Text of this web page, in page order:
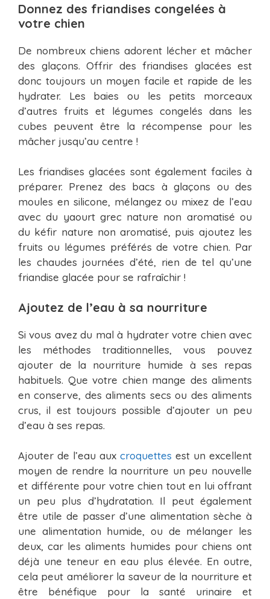
Donnez des friandises congelées à
votre chien
De nombreux chiens adorent lécher et mâcher
des glaçons. Offrir des friandises glacées est
donc toujours un moyen facile et rapide de les
hydrater. Les baies ou les petits morceaux
d’autres fruits et légumes congelés dans les
cubes peuvent être la récompense pour les
mâcher jusqu’au centre !
Les friandises glacées sont également faciles à
préparer. Prenez des bacs à glaçons ou des
moules en silicone, mélangez ou mixez de l’eau
avec du yaourt grec nature non aromatisé ou
du kéfir nature non aromatisé, puis ajoutez les
fruits ou légumes préférés de votre chien. Par
les chaudes journées d’été, rien de tel qu’une
friandise glacée pour se rafraîchir !
Ajoutez de l’eau à sa nourriture
Si vous avez du mal à hydrater votre chien avec
les méthodes traditionnelles, vous pouvez
ajouter de la nourriture humide à ses repas
habituels. Que votre chien mange des aliments
en conserve, des aliments secs ou des aliments
crus, il est toujours possible d’ajouter un peu
d’eau à ses repas.
Ajouter de l’eau aux croquettes est un excellent
moyen de rendre la nourriture un peu nouvelle
et différente pour votre chien tout en lui offrant
un peu plus d’hydratation. Il peut également
être utile de passer d’une alimentation sèche à
une alimentation humide, ou de mélanger les
deux, car les aliments humides pour chiens ont
déjà une teneur en eau plus élevée. En outre,
cela peut améliorer la saveur de la nourriture et
être bénéfique pour la santé urinaire et